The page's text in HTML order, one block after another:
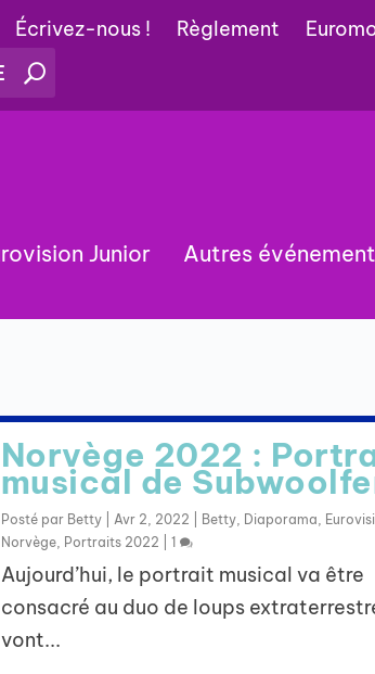
Écrivez-nous ! Règlement
Junior Autres
Norvège 2022 :
musical de
Posté par Betty| Avr 2, 2022 Betty, Diaporama
Norvège, Portraits 2022 1
Aujourd’hui, le portrait musical va être
consacré au duo de loups
vont...